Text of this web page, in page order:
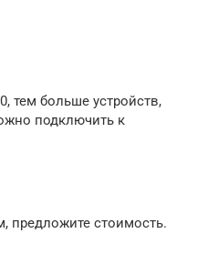
тем больше устройств,
подключить к
предложите стоимость.